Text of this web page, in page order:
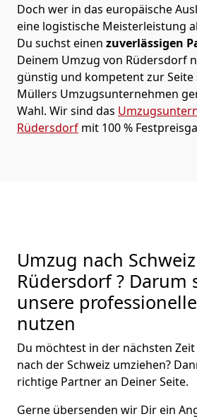
Doch wer in das europäische
eine logistische Meisterleistung
Du suchst einen zuverlässigen
Deinem Umzug von Rüdersdorf
günstig und kompetent zur Seite
Müllers Umzugsunternehmen
Wahl. Wir sind das
Rüdersdorf mit 100 %
Umzug nach
Rüdersdorf ? Darum
unsere
nutzen
Du möchtest in der nächsten
nach der Schweiz umziehen?
richtige Partner an Deiner Seite.
Gerne übersenden wir Dir ein